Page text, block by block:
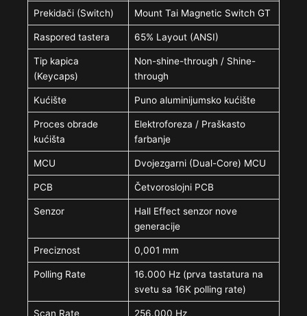
Prekidači (Switch) Mount Tai Magnetic Switch GT
Raspored tastera 65% Layout (ANSI)
Tip kapica
(Keycaps)
Non-shine-through / Shine-
through
Kućište Puno aluminijumsko kućište
Proces obrade
kućišta
Elektroforeza / Praškasto
farbanje
MCU Dvojezgarni (Dual-Core) MCU
PCB Četvoroslojni PCB
Senzor
Hall Effect senzor nove
generacije
Preciznost 0,001 mm
Polling Rate
16.000 Hz (prva tastatura na
svetu sa 16K polling rate)
Scan Rate 256.000 Hz